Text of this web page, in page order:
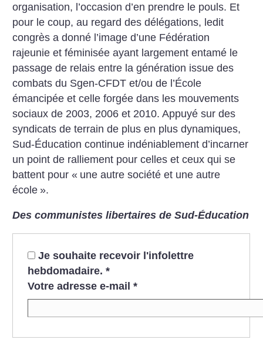
organisation, l’occasion d’en prendre le pouls. Et
pour le coup, au regard des délégations, ledit
congrès a donné l’image d’une Fédération
rajeunie et féminisée ayant largement entamé le
passage de relais entre la génération issue des
combats du Sgen-CFDT et/ou de l’École
émancipée et celle forgée dans les mouvements
sociaux de 2003, 2006 et 2010. Appuyé sur des
syndicats de terrain de plus en plus dynamiques,
Sud-Éducation continue indéniablement d’incarner
un point de ralliement pour celles et ceux qui se
battent pour « une autre société et une autre
école ».
Des communistes libertaires de Sud-Éducation
Je souhaite recevoir l'infolettre
hebdomadaire. *
Votre adresse e-mail *